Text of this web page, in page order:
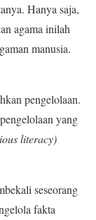
Hanya saja,
agama inilah
manusia.
pengelolaan.
yang
literacy)
seseorang
fakta